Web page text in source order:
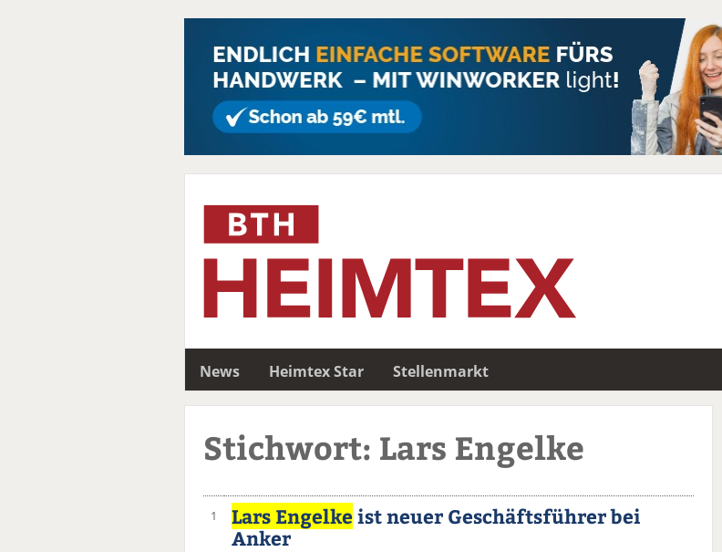
News Heimtex Star
Stellenmarkt
Stichwort: Lars Engelke
1 Lars Engelkeist neuer Geschäftsführer bei
Anker